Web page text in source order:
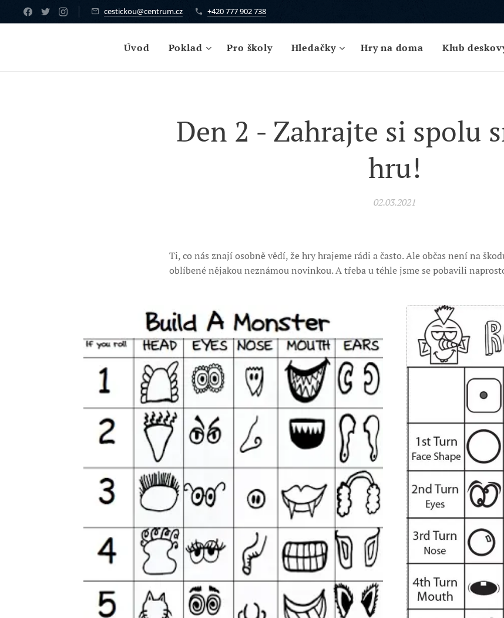
cestickou@centrum.cz +420 777 902 738
Úvod Poklad Pro školy Hledačky Hry na doma Klub
Den 2 - Zahrajte si spolu
hru!
02.03.2021
Ti, co nás znají osobně vědí, že hry hrajeme rádi a často. Ale občas není na
oblíbené nějakou neznámou novinkou. A třeba u téhle jsme se pobavili